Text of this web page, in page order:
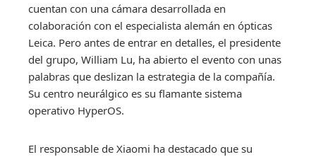
cuentan con una cámara desarrollada en
colaboración con el especialista alemán en ópticas
Leica. Pero antes de entrar en detalles, el presidente
del grupo, William Lu, ha abierto el evento con unas
palabras que deslizan la estrategia de la compañía.
Su centro neurálgico es su flamante sistema
operativo HyperOS.
El responsable de Xiaomi ha destacado que su